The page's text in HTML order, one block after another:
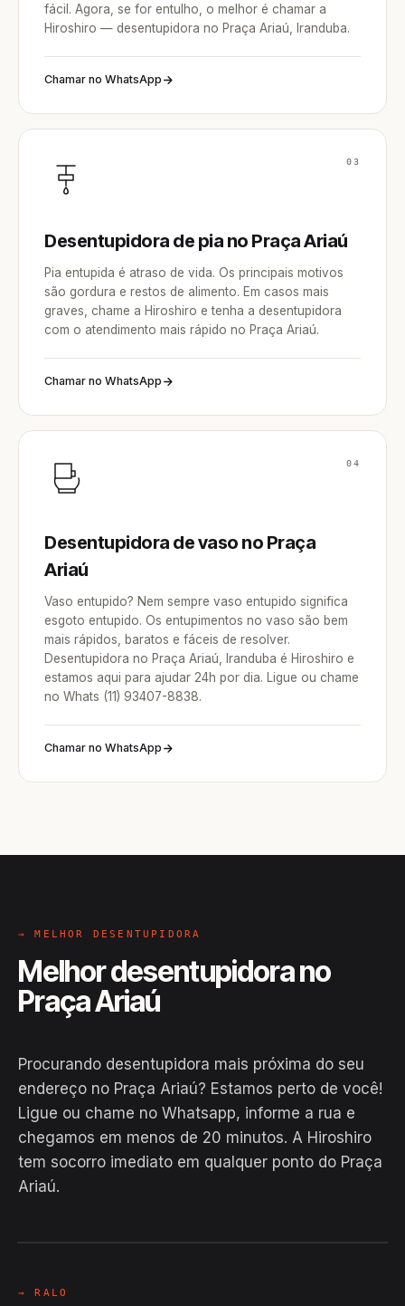
fácil. Agora, se for entulho, o melhor é chamar a
Hiroshiro — desentupidora no Praça Ariaú, Iranduba.
Chamar no WhatsApp
03
Desentupidora de pia no Praça Ariaú
Pia entupida é atraso de vida. Os principais motivos
são gordura e restos de alimento. Em casos mais
graves, chame a Hiroshiro e tenha a desentupidora
com o atendimento mais rápido no Praça Ariaú.
Chamar no WhatsApp
04
Desentupidora de vaso no Praça
Ariaú
Vaso entupido? Nem sempre vaso entupido significa
esgoto entupido. Os entupimentos no vaso são bem
mais rápidos, baratos e fáceis de resolver.
Desentupidora no Praça Ariaú, Iranduba é Hiroshiro e
estamos aqui para ajudar 24h por dia. Ligue ou chame
no Whats (11) 93407-8838.
Chamar no WhatsApp
→ MELHOR DESENTUPIDORA
Melhor desentupidora no
Praça Ariaú
Procurando desentupidora mais próxima do seu
endereço no Praça Ariaú? Estamos perto de você!
Ligue ou chame no Whatsapp, informe a rua e
chegamos em menos de 20 minutos. A Hiroshiro
tem socorro imediato em qualquer ponto do Praça
Ariaú.
EM CAMPO
→ RALO